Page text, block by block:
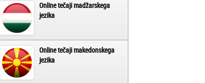
Online tečaji madžarskega
jezika
Online tečaji makedonskega
jezika